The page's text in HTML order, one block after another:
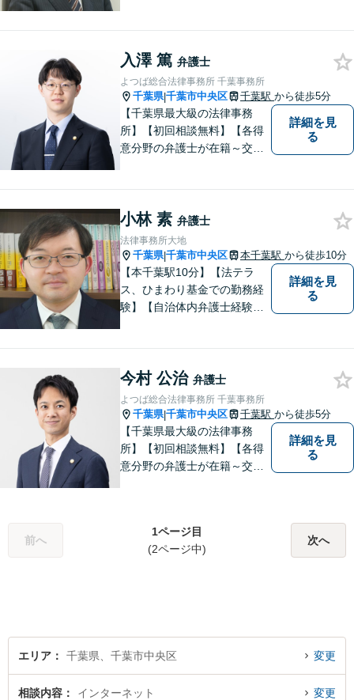
などお気軽にお問い合わせく
ださい【個人／企業いずれも
対応実績あり】
入澤 篤 弁護士
よつば総合法律事務所 千葉事務所
千葉県|千葉市中央区 千葉駅 から徒歩5分
【千葉県最大級の法律事務
所】【初回相談無料】【各得
意分野の弁護士が在籍～交通
詳細を見
る
小林 素 弁護士
法律事務所大地
千葉県|千葉市中央区 本千葉駅 から徒歩10分
【本千葉駅10分】【法テラ
ス、ひまわり基金での勤務経
験】【自治体内弁護士経験】
すことを目標に活動を続けて
います。お困りの方はお気軽
にご相談ください。
詳細を見
る
今村 公治 弁護士
よつば総合法律事務所 千葉事務所
千葉県|千葉市中央区 千葉駅 から徒歩5分
【千葉県最大級の法律事務
所】【初回相談無料】【各得
意分野の弁護士が在籍～交通
詳細を見
る
前へ
1ページ目
(2ページ中)
次へ
エリア 千葉県、千葉市中央区 変更
相談内容 インターネット 変更